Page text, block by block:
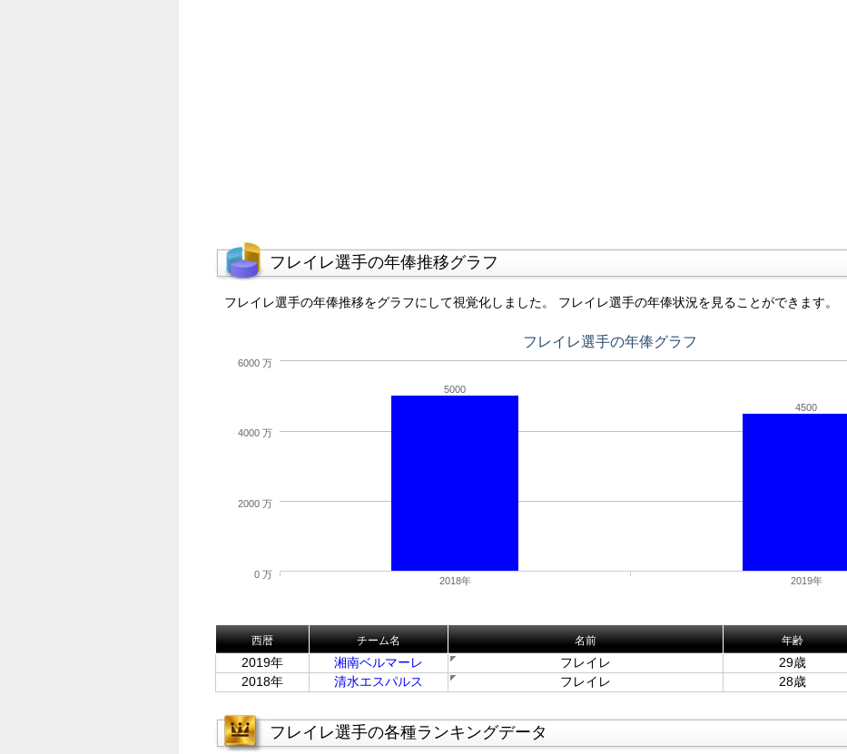
フレイレ選手の年俸推移グラフ
フレイレ選手の年俸推移をグラフにして視覚化しました。 フレイレ選手の年俸状況を見ることができます。
フレイレ選手の年俸グラフ
5000
4500
2018年 2019年
0 万
2000 万
4000 万
6000 万
西暦 チーム名 名前 年齢
2019年 湘南ベルマーレ フレイレ 29歳
2018年
清水エスパルス フレイレ 28歳
フレイレ選手の各種ランキングデータ